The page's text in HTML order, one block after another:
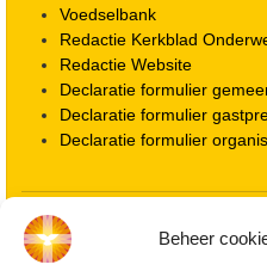
Beheer
Voedselbank
Redactie Kerkblad
Redactie Website
Declaratie formulier
Declaratie formulier
Declaratie formulier
Locatie kerk
ANBI informatie PGWD